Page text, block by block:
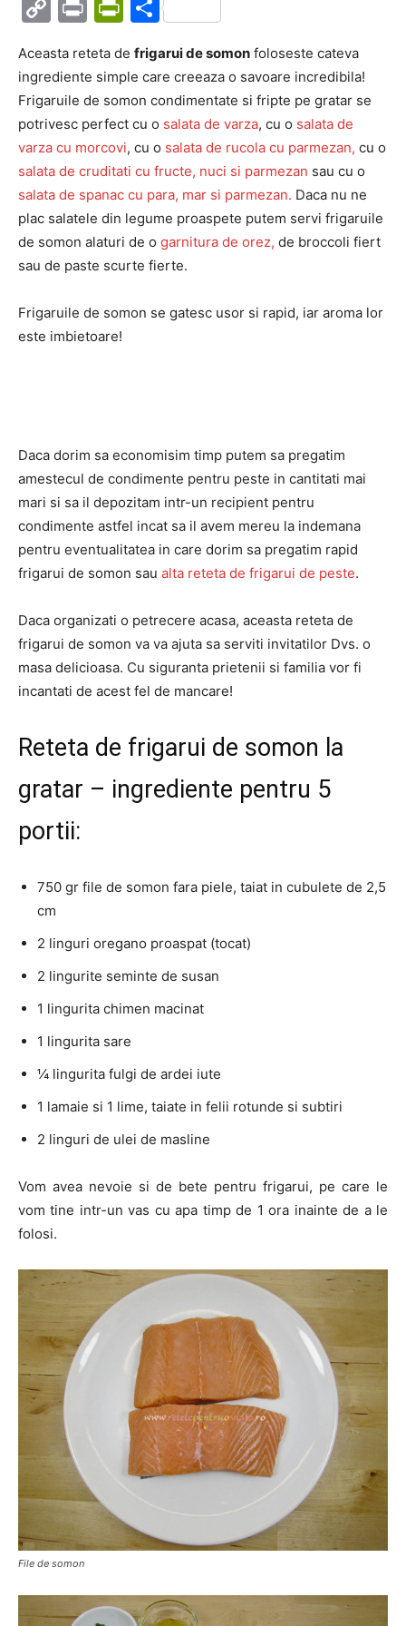
CopyPrintPrintFriendly
Partajează
Aceasta reteta de frigarui de somon foloseste cateva
ingrediente simple care creeaza o savoare incredibila!
Frigaruile de somon condimentate si fripte pe gratar se
potrivesc perfect cu o salata de varza, cu o salata de
varza cu morcovi, cu o salata de rucola cu parmezan, cu o
salata de cruditati cu fructe, nuci si parmezan sau cu o
salata de spanac cu para, mar si parmezan. Daca nu ne
plac salatele din legume proaspete putem servi frigaruile
de somon alaturi de o garnitura de orez, de broccoli fiert
sau de paste scurte fierte.
Frigaruile de somon se gatesc usor si rapid, iar aroma lor
este imbietoare!
Daca dorim sa economisim timp putem sa pregatim
amestecul de condimente pentru peste in cantitati mai
mari si sa il depozitam intr-un recipient pentru
condimente astfel incat sa il avem mereu la indemana
pentru eventualitatea in care dorim sa pregatim rapid
frigarui de somon sau alta reteta de frigarui de peste.
Daca organizati o petrecere acasa, aceasta reteta de
frigarui de somon va va ajuta sa serviti invitatilor Dvs. o
masa delicioasa. Cu siguranta prietenii si familia vor fi
incantati de acest fel de mancare!
Reteta de frigarui de somon la
gratar – ingrediente pentru 5
portii:
750 gr file de somon fara piele, taiat in cubulete de 2,5
cm
2 linguri oregano proaspat (tocat)
2 lingurite seminte de susan
1 lingurita chimen macinat
1 lingurita sare
¼ lingurita fulgi de ardei iute
1 lamaie si 1 lime, taiate in felii rotunde si subtiri
2 linguri de ulei de masline
Vom avea nevoie si de bete pentru frigarui, pe care le
vom tine intr-un vas cu apa timp de 1 ora inainte de a le
folosi.
File de somon